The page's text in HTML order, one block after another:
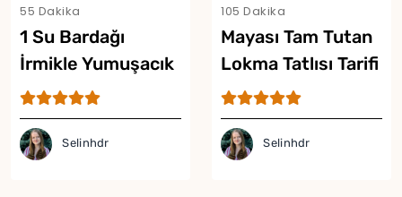
55 Dakika
1 Su Bardağı
İrmikle Yumuşacık
Tepsi Tatlısı Tarifi
Selinhdr
105 Dakika
Mayası Tam Tutan
Lokma Tatlısı Tarifi
Selinhdr